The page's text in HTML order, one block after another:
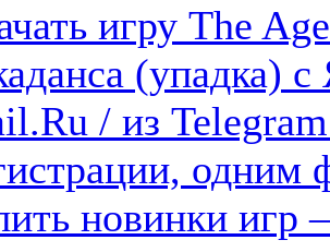
игру The
(упадка)
/ из
одним
новинки